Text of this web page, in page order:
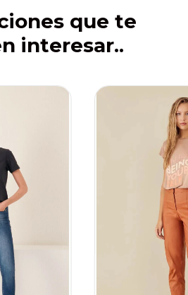
que te
interesar..